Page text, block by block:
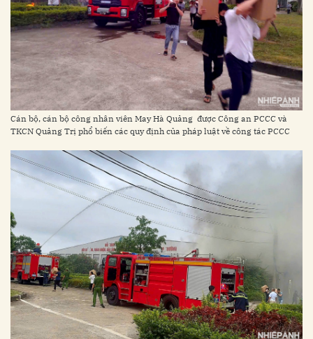
Cán bộ, cán bộ công nhân viên May Hà Quảng được Công an PCCC và
TKCN Quảng Trị phổ biến các quy định của pháp luật về công tác PCCC